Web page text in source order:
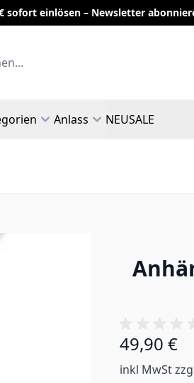
sofort einlösen – Newsletter
Anlass NEUSALE
49,90 €
inkl MwSt